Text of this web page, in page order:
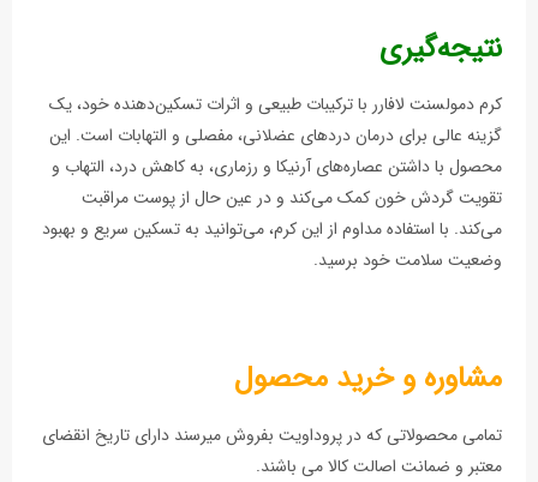
نتیجه‌گیری
کرم دمولسنت لافارر با ترکیبات طبیعی و اثرات تسکین‌دهنده خود، یک
گزینه عالی برای درمان دردهای عضلانی، مفصلی و التهابات است. این
محصول با داشتن عصاره‌های آرنیکا و رزماری، به کاهش درد، التهاب و
تقویت گردش خون کمک می‌کند و در عین حال از پوست مراقبت
می‌کند. با استفاده مداوم از این کرم، می‌توانید به تسکین سریع و بهبود
وضعیت سلامت خود برسید.
مشاوره و خرید محصول
تمامی محصولاتی که در پروداویت بفروش میرسند دارای تاریخ انقضای
معتبر و ضمانت اصالت کالا می باشند.